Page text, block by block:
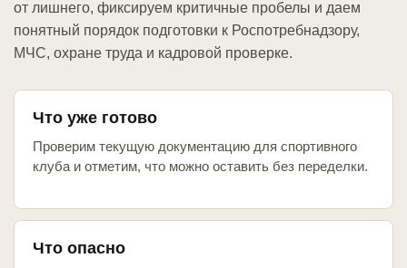
от лишнего, фиксируем критичные пробелы и даем
понятный порядок подготовки к Роспотребнадзору,
МЧС, охране труда и кадровой проверке.
Что уже готово
Проверим текущую документацию для спортивного
клуба и отметим, что можно оставить без переделки.
Что опасно